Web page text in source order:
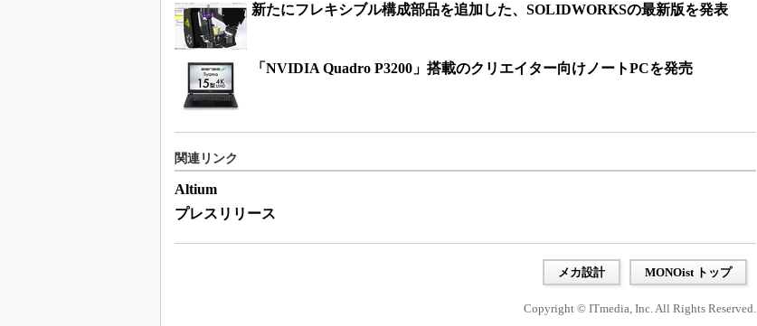
新たにフレキシブル構成部品を追加した、SOLIDWORKSの最新版を発表
「NVIDIA Quadro P3200」搭載のクリエイター向けノートPCを発売
関連リンク
Altium
プレスリリース
メカ設計 MONOist トップ
Copyright © ITmedia, Inc. All Rights Reserved.